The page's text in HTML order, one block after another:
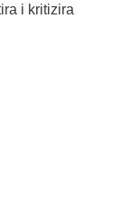
i kritizira